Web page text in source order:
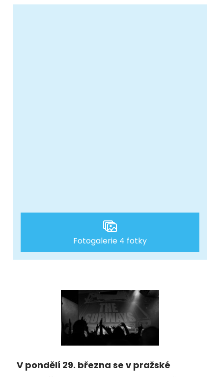
Fotogalerie 4 fotky
V pondělí 29. března se v pražské